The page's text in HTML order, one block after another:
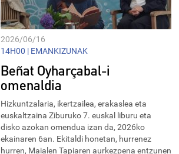
2026/06/16
14H00 | EMANKIZUNAK
Beñat Oyharçabal-i
omenaldia
Hizkuntzalaria, ikertzailea, erakaslea eta
euskaltzaina Ziburuko 7. euskal liburu eta
disko azokan omendua izan da, 2026ko
ekainaren 6an. Ekitaldi honetan, hurrenez
hurren, Maialen Tapiaren aurkezpena entzunen